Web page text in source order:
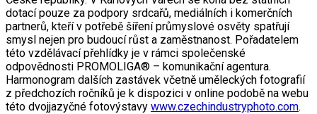
dotací pouze za podpory srdcařů, mediálních i komerčních
partnerů, kteří v potřebě šíření průmyslové osvěty spatřují
smysl nejen pro budoucí růst a zaměstnanost. Pořadatelem
této vzdělávací přehlídky je v rámci společenské
odpovědnosti PROMOLIGA® – komunikační agentura.
Harmonogram dalších zastávek včetně uměleckých fotografií
z předchozích ročníků je k dispozici v online podobě na webu
této dvojjazyčné fotovýstavy www.czechindustryphoto.com.